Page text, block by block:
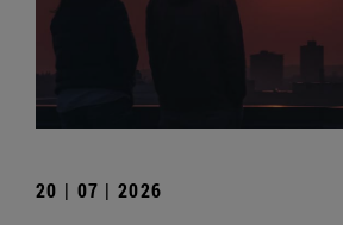
20 | 07 | 2026